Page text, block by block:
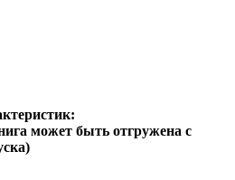
может быть отгружена c